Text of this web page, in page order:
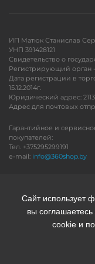
ИП Матюк Станислав
УНП 391428121
Свидетельство о
Регистрирующий орган
Дата регистрации в
15.12.2014г.
Юридический адрес:
Адрес для почтовых
Гарантийное и
покупателей:
Тел. +375295299191
e-mail: info@360shop.by
Сайт использует
вы
cookie и